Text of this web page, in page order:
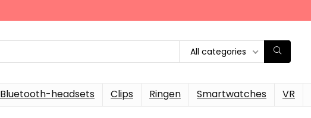
All categories
Bluetooth-headsets Clips Ringen Smartwatches VR